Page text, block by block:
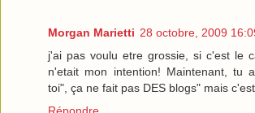
Morgan Marietti 28 octobre, 2009
j'ai pas voulu etre grossie, si c'est le
n'etait mon intention! Maintenant, tu
toi", ça ne fait pas DES blogs" mais